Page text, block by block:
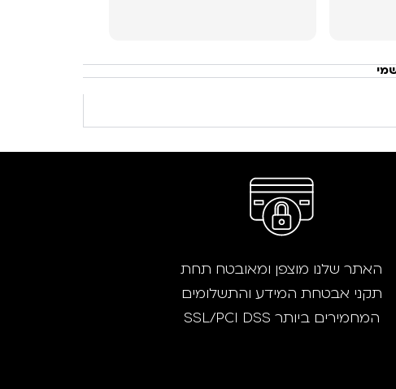
האתר שלנו מוצפן ומאובטח תחת
תקני אבטחת המידע והתשלומים
המחמירים ביותר SSL/PCI DSS